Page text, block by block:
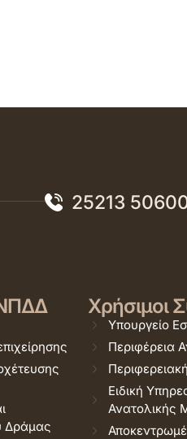
25213
ΝΠΔΔ
Δράμας
Χρήσιμοι
Υπουργείο
Περιφέρεια
Ειδική
Ανατολικής